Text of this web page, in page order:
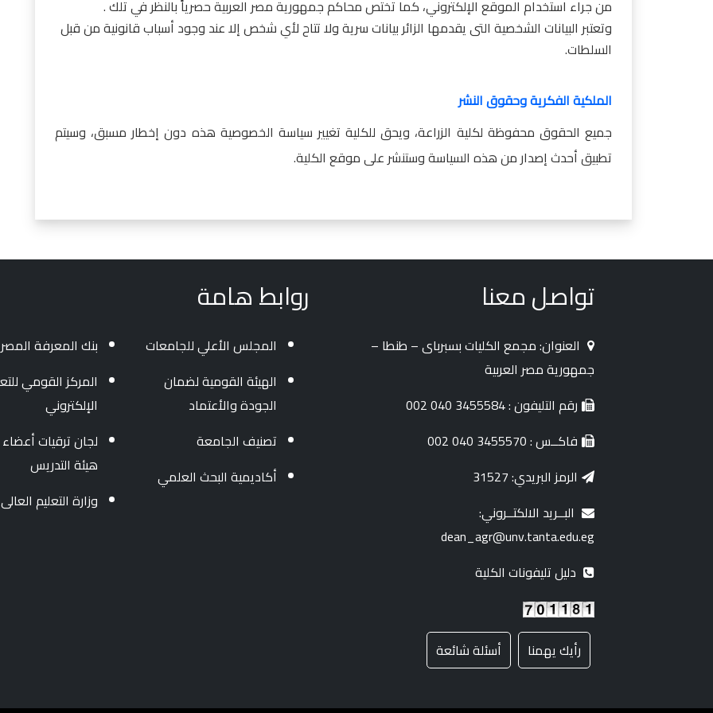
من جراء استخدام الموقع الإلكتروني، كما تختص محاكم جمهورية مصر العربية حصرياً بالنظر في تلك .
وتعتبر البيانات الشخصية التى يقدمها الزائر بيانات سرية ولا تتاح لأي شخص إلا عند وجود أسباب قانونية من قبل
السلطات.
الملكية الفكرية وحقوق النشر
جميع الحقوق محفوظة لكلية الزراعة، ويحق للكلية تغيير سياسة الخصوصية هذه دون إخطار مسبق، وسيتم
تطبيق أحدث إصدار من هذه السياسة وستنشر على موقع الكلية.
تواصل معنا
العنوان: مجمع الكليات بسبرباى – طنطا –
جمهورية مصر العربية
رقم التليفون : 3455584 040 002
فاكــس : 3455570 040 002
الرمز البريدي: 31527
البــريد الالكتــروني:
dean_agr@unv.tanta.edu.eg
دليل تليفونات الكلية
رأيك يهمنا أسئلة شائعة
روابط هامة
المجلس الأعلي للجامعات
الهيئة القومية لضمان
الجودة والأعتماد
تصنيف الجامعة
أكاديمية البحث العلمي
بنك المعرفة
المركز القومي
الإلكتروني
لجان ترقيات أعضاء
هيئة التدريس
وزارة التعليم العالى